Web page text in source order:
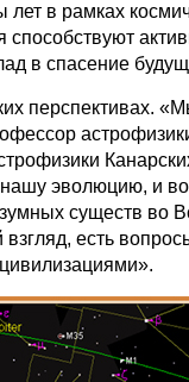
в рамках
в спасение
перспективах.
эволюцию, и
существ во
есть